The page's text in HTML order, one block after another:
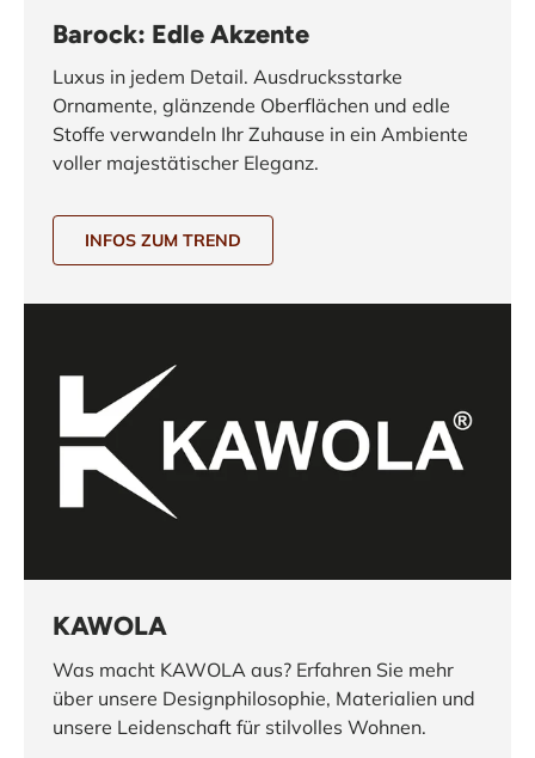
Barock: Edle Akzente
Luxus in jedem Detail. Ausdrucksstarke
Ornamente, glänzende Oberflächen und edle
Stoffe verwandeln Ihr Zuhause in ein Ambiente
voller majestätischer Eleganz.
INFOS ZUM TREND
KAWOLA
Was macht KAWOLA aus? Erfahren Sie mehr
über unsere Designphilosophie, Materialien und
unsere Leidenschaft für stilvolles Wohnen.